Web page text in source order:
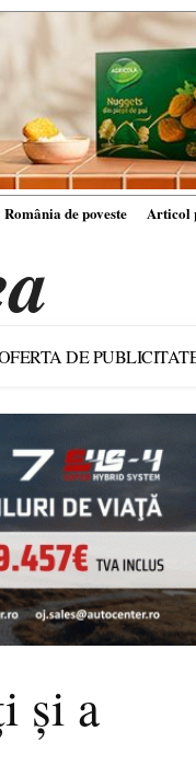
România de poveste Articol
DE
și a